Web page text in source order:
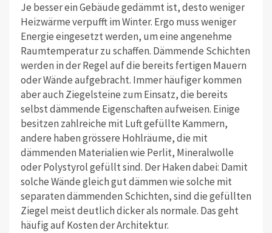
Je besser ein Gebäude gedämmt ist, desto weniger
Heizwärme verpufft im Winter. Ergo muss weniger
Energie eingesetzt werden, um eine angenehme
Raumtemperatur zu schaffen. Dämmende Schichten
werden in der Regel auf die bereits fertigen Mauern
oder Wände aufgebracht. Immer häufiger kommen
aber auch Ziegelsteine zum Einsatz, die bereits
selbst dämmende Eigenschaften aufweisen. Einige
besitzen zahlreiche mit Luft gefüllte Kammern,
andere haben grössere Hohlräume, die mit
dämmenden Materialien wie Perlit, Mineralwolle
oder Polystyrol gefüllt sind. Der Haken dabei: Damit
solche Wände gleich gut dämmen wie solche mit
separaten dämmenden Schichten, sind die gefüllten
Ziegel meist deutlich dicker als normale. Das geht
häufig auf Kosten der Architektur.